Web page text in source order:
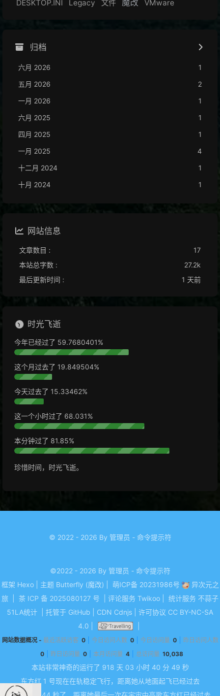
DESKTOP.INI Legacy 文件 魔改 VMware
归档
六月 2026
1
五月 2026
2
一月 2026
1
六月 2025
1
四月 2025
1
一月 2025
4
十二月 2024
1
十月 2024
1
网站信息
文章数目 :
17
本站总字数 :
27.2k
最后更新时间 :
1 天前
时光飞逝
今年已经过了 59.7680413%
这个月过去了 19.849519%
今天过去了 15.33508%
这一个小时过了 68.042%
本分钟过了 82.52%
珍惜时间，时光飞逝。
© 2022 - 2026 By 管理员 - 命令提示符
©2022 - 2026 By 管理员 - 命令提示符
框架 Hexo 主题 Butterfly (魔改) 萌ICP备 20231986号
异次元之
旅
茶 ICP 备 2025080127 号 评论服务 Twikoo 统计服务 不蒜子
51LA统计
托管于 GitHub CDN Cdnjs 许可协议 CC BY-NC-SA
4.0
网站数据概况 - 最近活跃访客 0 今日访问人数 0 今日访问量 0
昨日访问人数
0
昨日访问量 0 本月访问量 4 总访问量 10,038
本站非常神奇的运行了 918 天 03 小时 40 分 49 秒
东方红 1 号现在在轨稳定飞行，距离她从地面起飞已经过去